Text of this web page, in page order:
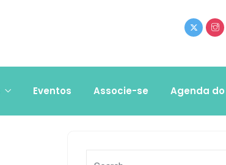
Eventos Associe-se Agenda